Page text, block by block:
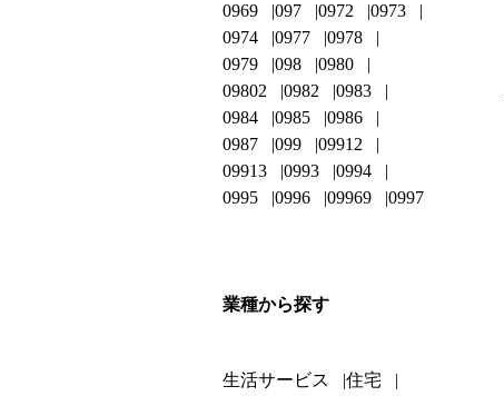
0969
097 0972
0973
0974
0977
0978
0979
098
0980
09802
0982
0983
0984
0985
0986
0987
099
09912
09913
0993
0994
0995
0996 09969 0997
業種から探す
生活サービス 住宅